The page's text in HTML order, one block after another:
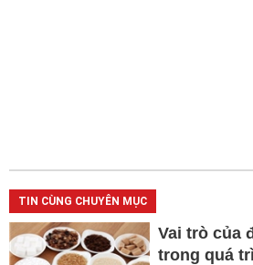
TIN CÙNG CHUYÊN MỤC
Vai trò của
trong quá